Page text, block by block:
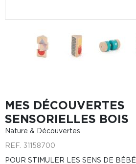
MES DÉCOUVERTES
SENSORIELLES BOIS
Nature & Découvertes
REF. 31158700
POUR STIMULER LES SENS DE BÉBÉ